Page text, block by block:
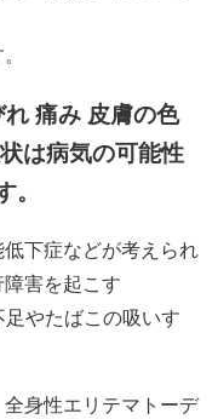
痛み 皮膚の色
は病気の可能性
下症などが考えられ
害を起こす
やたばこの吸いす
身性エリテマトーデ